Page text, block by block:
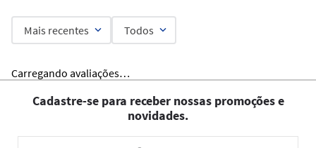
Mais recentes Todos
Carregando avaliações…
Cadastre-se para receber nossas promoções e
novidades.